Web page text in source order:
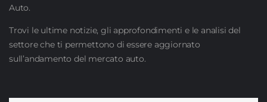
Auto.
Trovi le ultime notizie, gli approfondimenti e le analisi del
settore che ti permettono di essere aggiornato
sull’andamento del mercato auto.